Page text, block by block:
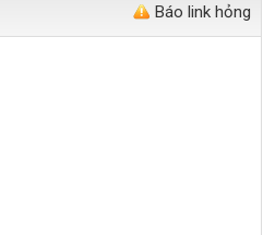
Báo link hỏng